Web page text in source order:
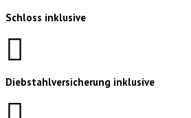
Schloss inklusive
Diebstahlversicherung inklusive